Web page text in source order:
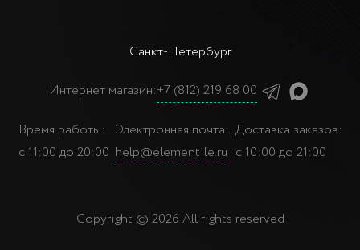
Санкт-Петербург
Интернет магазин:+7 (812) 219 68 00
Время работы:
с 11:00 до 20:00
Электронная почта:
help@elementile.ru
Доставка заказов:
с 10:00 до 21:00
Copyright © 2026 All rights reserved